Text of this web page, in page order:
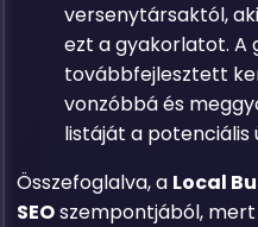
versenytársaktól,
ezt a gyakorlatot. A
továbbfejlesztett
vonzóbbá és
listáját a potenciális
Összefoglalva, a Local
SEOszempontjából,